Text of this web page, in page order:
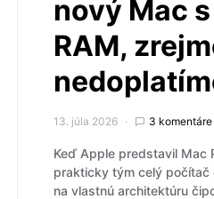
nový Mac
RAM,
13. júla 2026 3 komentáre
Keď Apple predstavil Mac
prakticky tým celý počítač
na vlastnú architektúru